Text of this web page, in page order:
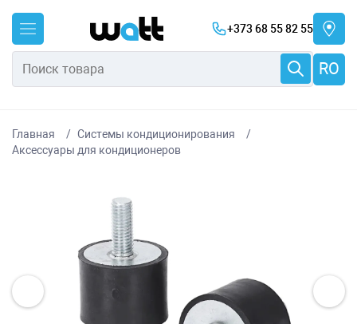
+373 68 55 82 55
RO
Главная
Системы кондиционирования
Аксессуары для кондиционеров